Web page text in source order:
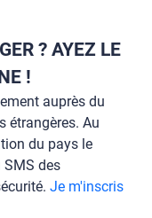
? AYEZ LE
!
auprès du
étrangères. Au
du pays le
SMS des
Je m'inscris